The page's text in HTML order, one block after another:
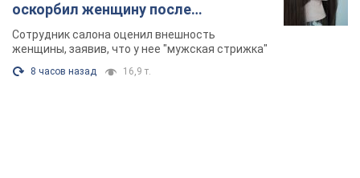
оскорбил женщину после
химиотерапии, разгорелся скандал.
Фото
Сотрудник салона оценил внешность
женщины, заявив, что у нее "мужская стрижка"
8 часов назад 16,9 т.